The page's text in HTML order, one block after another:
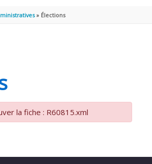
PRINCIPAL
Élections
la fiche : R60815.xml